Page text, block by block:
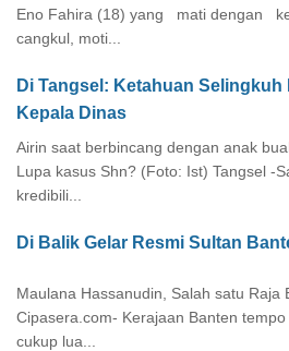
Eno Fahira (18) yang mati dengan
cangkul, moti...
Di Tangsel: Ketahuan
Kepala Dinas
Airin saat berbincang dengan anak
Lupa kasus Shn? (Foto: Ist) Tangsel -
kredibili...
Di Balik Gelar Resmi Sultan
Maulana Hassanudin, Salah satu Raja
Cipasera.com- Kerajaan Banten
cukup lua...